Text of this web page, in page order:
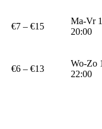
€7 – €15
Ma-Vr
20:00
€6 – €13
Wo-Zo
22:00